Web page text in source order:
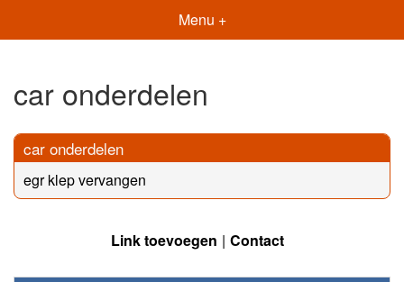
Menu +
car onderdelen
car onderdelen
egr klep vervangen
Link toevoegen Contact